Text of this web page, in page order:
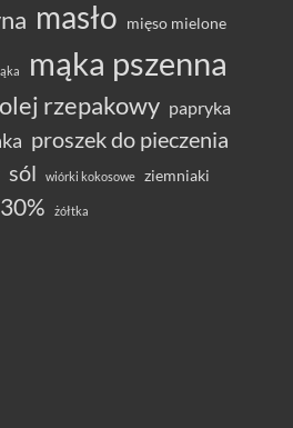
masło mięso mielone
mąka pszenna
olej rzepakowy papryka
proszek do pieczenia
sól wiórki kokosowe ziemniaki
żółtka